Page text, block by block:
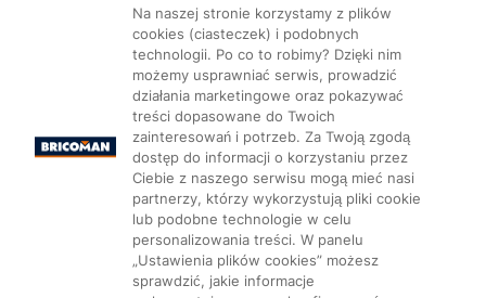
Mapa Strony: Kategorie Produkty Marki CMS
Ustawienia plików cookie
Na naszej stronie korzystamy z plików
cookies (ciasteczek) i podobnych
technologii. Po co to robimy? Dzięki nim
możemy usprawniać serwis, prowadzić
działania marketingowe oraz pokazywać
treści dopasowane do Twoich
zainteresowań i potrzeb. Za Twoją zgodą
dostęp do informacji o korzystaniu przez
Ciebie z naszego serwisu mogą mieć nasi
partnerzy, którzy wykorzystują pliki cookie
lub podobne technologie w celu
personalizowania treści. W panelu
„Ustawienia plików cookies” możesz
sprawdzić, jakie informacje